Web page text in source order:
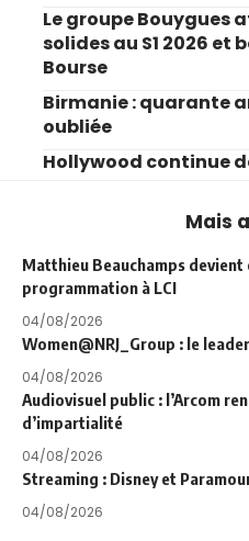
Le groupe Bouygues
solides au S1 2026 et
Bourse
Birmanie : quarante
oubliée
Hollywood continue
Mais
Matthieu Beauchamps devient
programmation à LCI
04/08/2026
Women@NRJ_Group : le
04/08/2026
Audiovisuel public : l’Arcom
d’impartialité
04/08/2026
Streaming : Disney et
04/08/2026